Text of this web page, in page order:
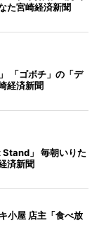
た宮崎経済新聞
「ゴボチ」の「デ
経済新聞
」 毎朝いりた
済新聞
小屋 店主「食べ放